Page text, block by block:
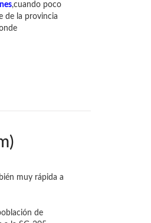
,cuando poco
de la provincia
muy rápida a
de